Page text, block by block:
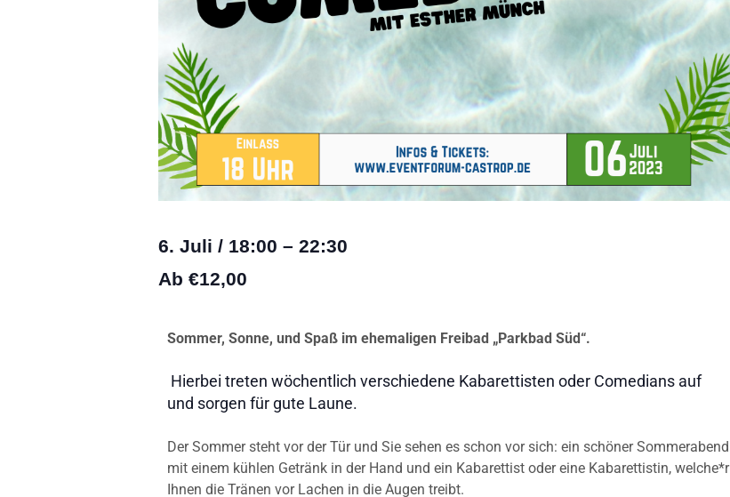
6. Juli / 18:00 – 22:30
Ab €12,00
Sommer, Sonne, und Spaß im ehemaligen Freibad „Parkbad Süd“.
Hierbei treten wöchentlich verschiedene Kabarettisten oder Comedians auf
und sorgen für gute Laune.
Der Sommer steht vor der Tür und Sie sehen es schon vor sich: ein schöner Sommerabend
mit einem kühlen Getränk in der Hand und ein Kabarettist oder eine Kabarettistin, welche*r
Ihnen die Tränen vor Lachen in die Augen treibt.